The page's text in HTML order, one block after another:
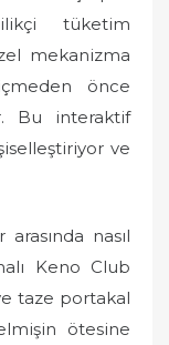
tüketim
mekanizma
önce
Bu interaktif
ve
nasıl
Keno Club
taze portakal
ötesine